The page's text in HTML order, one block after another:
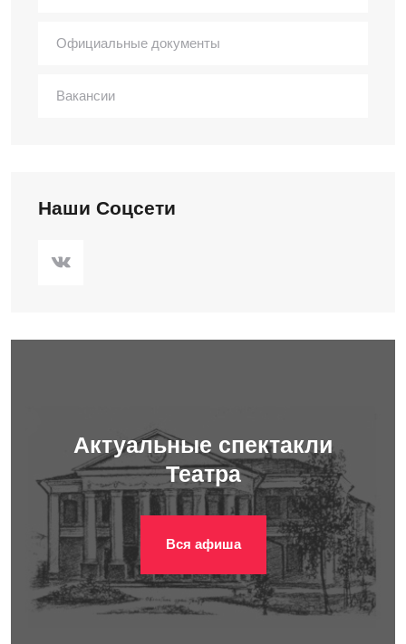
Официальные документы
Вакансии
Наши Соцсети
Актуальные спектакли
Театра
Вся афиша